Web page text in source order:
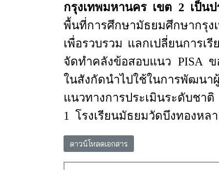
กรุงเทพมหานคร เขต 2 เป็น
พื้นที่การศึกษามัธยมศึกษากรุง
เพื่อรวบรวม แลกเปลี่ยนการ
จัดทำคลังข้อสอบแนว PISA ข
ในสังกัดนำไปใช้ในกา
แนวทางการประเมินระดับชาติ
1 โรงเรียนมัธยมวัดบึงทองหล
ดาวน์โหลดเอกสาร